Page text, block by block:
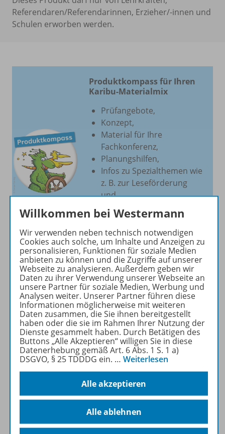
Referendaren/Referendarinnen, Erzieher/-innen und
Schulen erworben werden.
Produktkompass für Ihren
Karibu-Materialmix
Prüfangebote,
Konzept,
Material für Ihre
Fachkonferenz,
Planungshilfen,
Infos zu Spezialthemen wie
z. B. zur Leseförderung
und
praktische Downloads.
Zur Webseite
Produktinformationen
Beschreibung
Zugehörige Produkte
Benachrichtigungs-Service
Willkommen bei Westermann
Wir verwenden neben technisch notwendigen
Cookies auch solche, um Inhalte und Anzeigen zu
personalisieren, Funktionen für soziale Medien
anbieten zu können und die Zugriffe auf unserer
Webseite zu analysieren. Außerdem geben wir
Daten zu ihrer Verwendung unserer Webseite an
unsere Partner für soziale Medien, Werbung und
Analysen weiter. Unserer Partner führen diese
Informationen möglicherweise mit weiteren
Daten zusammen, die Sie ihnen bereitgestellt
haben oder die sie im Rahmen Ihrer Nutzung der
Dienste gesammelt haben. Durch Betätigen des
Buttons „Alle Akzeptieren“ willigen Sie in diese
Datenerhebung gemäß Art. 6 Abs. 1 S. 1 a)
DSGVO, § 25 TDDDG ein. … Weiterlesen
Alle akzeptieren
Alle ablehnen